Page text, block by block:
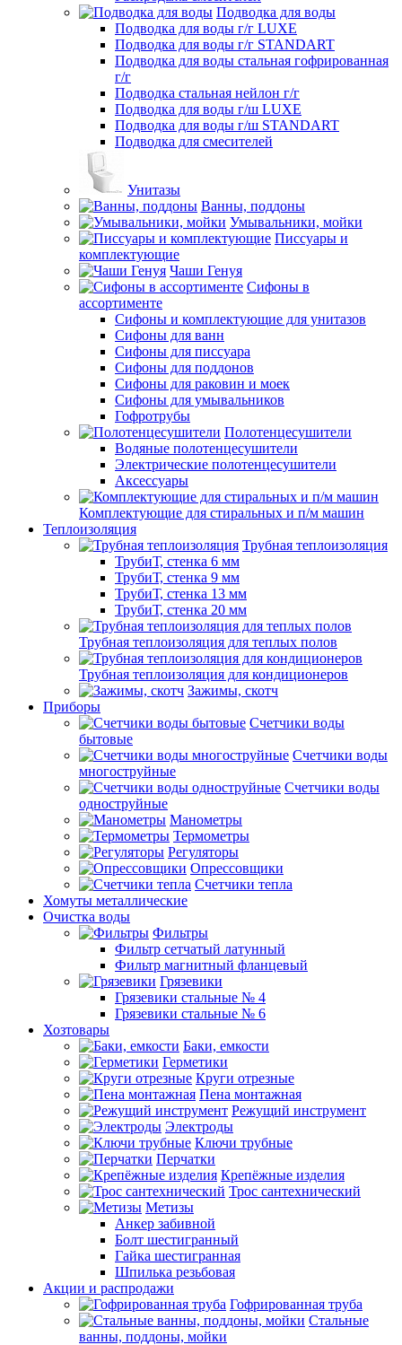
Подводка для воды
Подводка для воды г/г LUXE
Подводка для воды г/г STANDART
Подводка для воды стальная гофрированная
г/г
Подводка стальная нейлон г/г
Подводка для воды г/ш LUXE
Подводка для воды г/ш STANDART
Подводка для смесителей
Унитазы
Ванны, поддоны
Умывальники, мойки
Писсуары и
комплектующие
Чаши Генуя
Сифоны в
ассортименте
Сифоны и комплектующие для унитазов
Сифоны для ванн
Сифоны для писсуара
Сифоны для поддонов
Сифоны для раковин и моек
Сифоны для умывальников
Гофротрубы
Полотенцесушители
Водяные полотенцесушители
Электрические полотенцесушители
Аксессуары
Комплектующие для стиральных и п/м машин
Теплоизоляция
Трубная теплоизоляция
ТрубиТ, стенка 6 мм
ТрубиТ, стенка 9 мм
ТрубиТ, стенка 13 мм
ТрубиТ, стенка 20 мм
Трубная теплоизоляция для теплых полов
Трубная теплоизоляция для кондиционеров
Зажимы, скотч
Приборы
Счетчики воды
бытовые
Счетчики воды
многоструйные
Счетчики воды
одноструйные
Манометры
Термометры
Регуляторы
Опрессовщики
Счетчики тепла
Хомуты металлические
Очистка воды
Фильтры
Фильтр сетчатый латунный
Фильтр магнитный фланцевый
Грязевики
Грязевики стальные № 4
Грязевики стальные № 6
Хозтовары
Баки, емкости
Герметики
Круги отрезные
Пена монтажная
Режущий инструмент
Электроды
Ключи трубные
Перчатки
Крепёжные изделия
Трос сантехнический
Метизы
Анкер забивной
Болт шестигранный
Гайка шестигранная
Шпилька резьбовая
Акции и распродажи
Гофрированная труба
Стальные
ванны, поддоны, мойки